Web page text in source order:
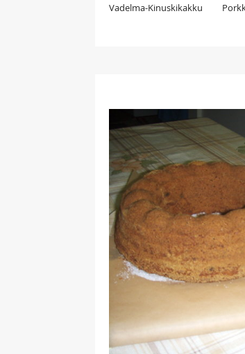
Vadelma-Kinuskikakku